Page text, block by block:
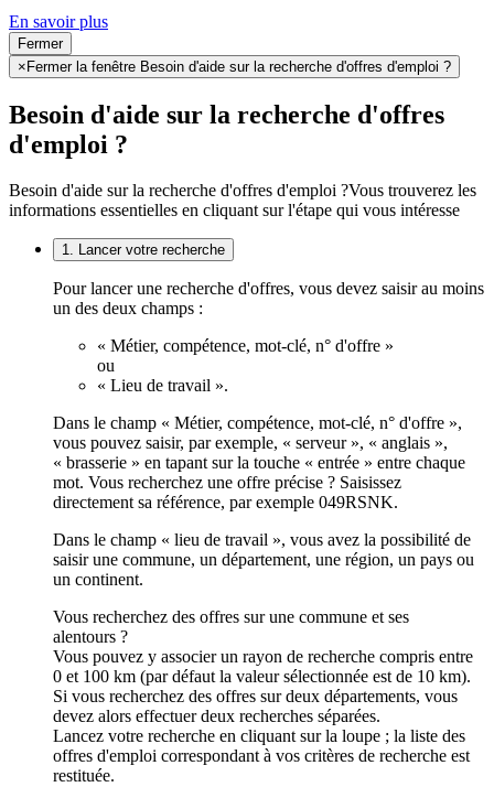
En savoir plus
Fermer
×Fermer la fenêtre Besoin d'aide sur la recherche d'offres d'emploi ?
Besoin d'aide sur la recherche d'offres
d'emploi ?
Besoin d'aide sur la recherche d'offres d'emploi ?Vous trouverez les
informations essentielles en cliquant sur l'étape qui vous intéresse
1. Lancer votre recherche
Pour lancer une recherche d'offres, vous devez saisir au moins
un des deux champs :
« Métier, compétence, mot-clé, n° d'offre »
ou
« Lieu de travail ».
Dans le champ « Métier, compétence, mot-clé, n° d'offre »,
vous pouvez saisir, par exemple, « serveur », « anglais »,
« brasserie » en tapant sur la touche « entrée » entre chaque
mot. Vous recherchez une offre précise ? Saisissez
directement sa référence, par exemple 049RSNK.
Dans le champ « lieu de travail », vous avez la possibilité de
saisir une commune, un département, une région, un pays ou
un continent.
Vous recherchez des offres sur une commune et ses
alentours ?
Vous pouvez y associer un rayon de recherche compris entre
0 et 100 km (par défaut la valeur sélectionnée est de 10 km).
Si vous recherchez des offres sur deux départements, vous
devez alors effectuer deux recherches séparées.
Lancez votre recherche en cliquant sur la loupe ; la liste des
offres d'emploi correspondant à vos critères de recherche est
restituée.